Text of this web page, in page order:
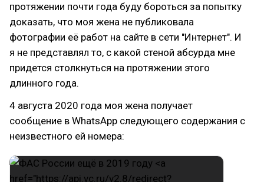
протяжении почти года буду бороться за попытку
доказать, что моя жена не публиковала
фотографии её работ на сайте в сети "Интернет". И
я не представлял то, с какой стеной абсурда мне
придется столкнуться на протяжении этого
длинного года.
4 августа 2020 года моя жена получает
сообщение в WhatsApp следующего содержания с
неизвестного ей номера: